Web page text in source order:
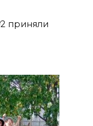
приняли